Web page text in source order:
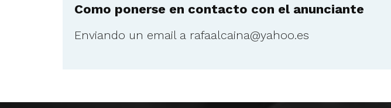
Como ponerse en contacto con el anunciante
Enviando un email a rafaalcaina@yahoo.es